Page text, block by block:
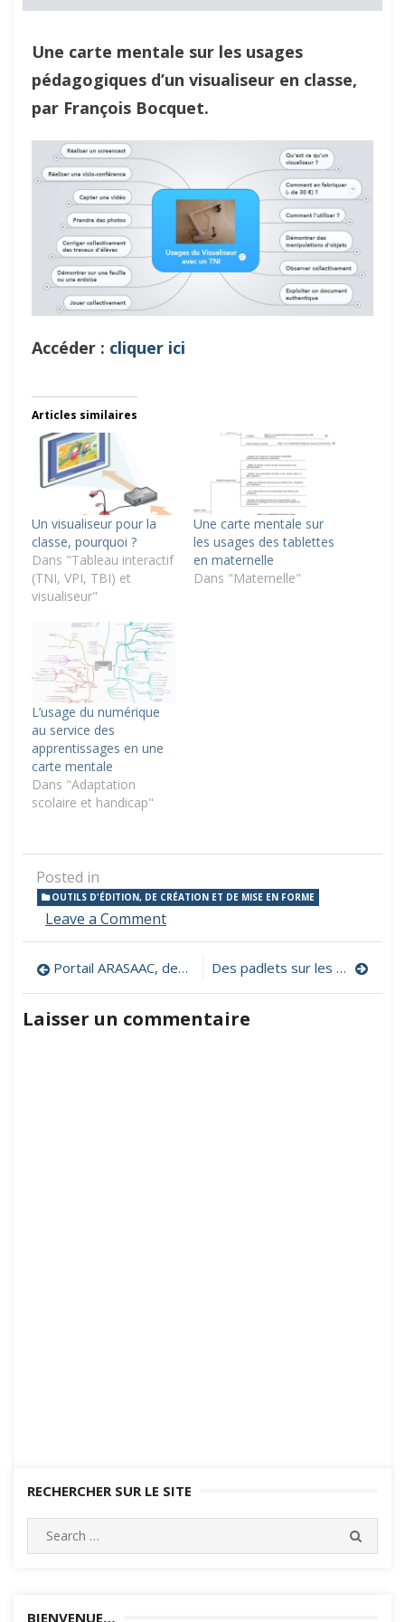
Une carte mentale sur les usages
pédagogiques d’un visualiseur en classe,
par François Bocquet.
Accéder : cliquer ici
Articles similaires
Un visualiseur pour la
classe, pourquoi ?
Dans "Tableau interactif
(TNI, VPI, TBI) et
visualiseur"
Une carte mentale sur
les usages des tablettes
en maternelle
Dans "Maternelle"
L’usage du numérique
au service des
apprentissages en une
carte mentale
Dans "Adaptation
scolaire et handicap"
Posted in
OUTILS D'ÉDITION, DE CRÉATION ET DE MISE EN FORME
Leave a Commenton
Usages
visualiseur
avec
TNI
Navigation
de
l’article
Portail ARASAAC, des outils pour favoriser la communication Des padlets sur les usages pédagogiques du numérique en classe
Laisser un commentaire
RECHERCHER SUR LE SITE
Search
for:
BIENVENUE…